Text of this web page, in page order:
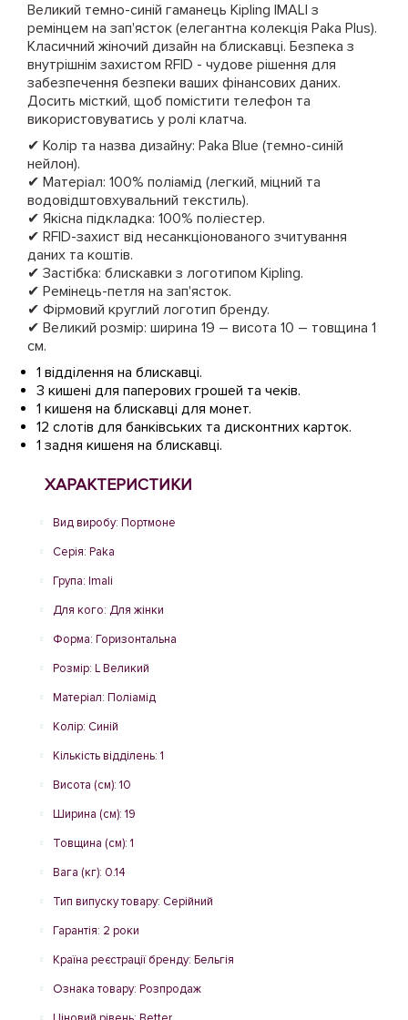
Великий темно-синій гаманець Kipling IMALI з
ремінцем на зап'ясток (елегантна колекція Paka Plus).
Класичний жіночий дизайн на блискавці. Безпека з
внутрішнім захистом RFID - чудове рішення для
забезпечення безпеки ваших фінансових даних.
Досить місткий, щоб помістити телефон та
використовуватись у ролі клатча.
✔ Колір та назва дизайну: Paka Blue (темно-синій
нейлон).
✔ Матеріал: 100% поліамід (легкий, міцний та
водовідштовхувальний текстиль).
✔ Якісна підкладка: 100% поліестер.
✔ RFID-захист від несанкціонованого зчитування
даних та коштів.
✔ Застібка: блискавки з логотипом Kipling.
✔ Ремінець-петля на зап'ясток.
✔ Фірмовий круглий логотип бренду.
✔ Великий розмір: ширина 19 – висота 10 – товщина 1
см.
1 відділення на блискавці.
3 кишені для паперових грошей та чеків.
1 кишеня на блискавці для монет.
12 слотів для банківських та дисконтних карток.
1 задня кишеня на блискавці.
ХАРАКТЕРИСТИКИ
Вид виробу: Портмоне
Серія: Paka
Група: Imali
Для кого: Для жінки
Форма: Горизонтальна
Розмір: L Великий
Матеріал: Поліамід
Колір: Синій
Кількість відділень: 1
Висота (см): 10
Ширина (см): 19
Товщина (см): 1
Вага (кг): 0.14
Тип випуску товару: Серійний
Гарантія: 2 роки
Країна реєстрації бренду: Бельгія
Ознака товару: Розпродаж